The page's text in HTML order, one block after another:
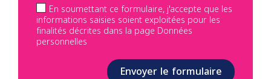
En soumettant ce formulaire, j'accepte que les
informations saisies soient exploitées pour les
finalités décrites dans la page Données
personnelles
Envoyer le formulaire